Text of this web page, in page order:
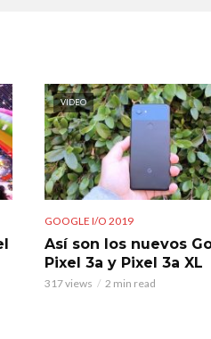
VIDEO
GOOGLE I/O 2019
Así son los nuevos
Pixel 3a y Pixel 3a XL
317 views 2 min read